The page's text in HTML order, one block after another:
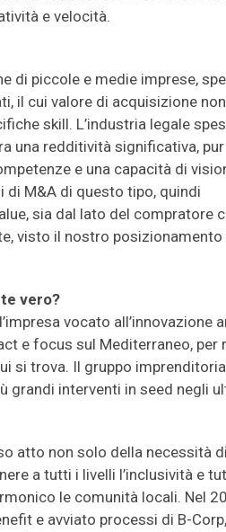
e velocità.
di piccole e medie imprese,
il cui valore di acquisizione
skill. L’industria legale
una redditività significativa, pur
e una capacità di
M&A di questo tipo, quindi
sia dal lato del compratore
visto il nostro
vero?
vocato all’innovazione
e focus sul Mediterraneo, per
si trova. Il gruppo
interventi in seed negli
atto non solo della necessità di
a tutti i livelli l’inclusività e
le comunità locali. Nel
e avviato processi di B-Corp,